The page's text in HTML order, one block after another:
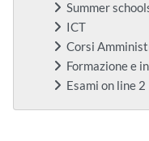
Summer
ICT
Corsi
Formazione e
Esami on line 2